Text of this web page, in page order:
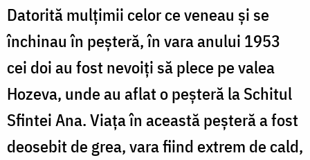
Datorită mulţimii celor ce veneau şi se
închinau în peşteră, în vara anului 1953
cei doi au fost nevoiţi să plece pe valea
Hozeva, unde au aflat o peşteră la Schitul
Sfintei Ana. Viaţa în această peşteră a fost
deosebit de grea, vara fiind extrem de cald,